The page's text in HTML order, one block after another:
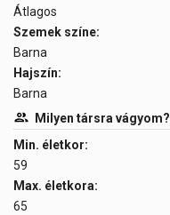
Átlagos
Szemek színe:
Barna
Hajszín:
Barna
Milyen társra vágyom?
Min. életkor:
59
Max. életkora:
65